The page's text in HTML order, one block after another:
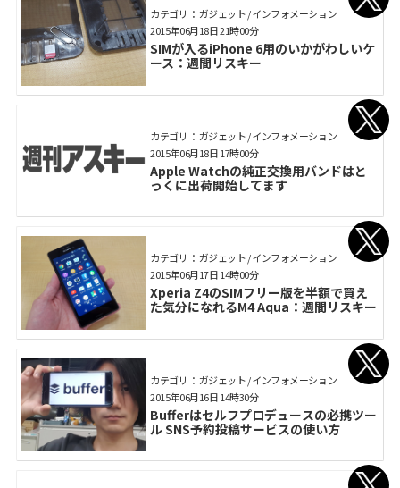
カテゴリ： ガジェット / インフォメーション
SIMが入るiPhone 6用のいかがわしいケ
ース：週間リスキー
2015年06月18日 21時00分
カテゴリ： ガジェット / インフォメーション
Apple Watchの純正交換用バンドはと
っくに出荷開始してます
2015年06月18日 17時00分
カテゴリ： ガジェット / インフォメーション
Xperia Z4のSIMフリー版を半額で買え
た気分になれるM4 Aqua：週間リスキー
2015年06月17日 14時00分
カテゴリ： ガジェット / インフォメーション
Bufferはセルフプロデュースの必携ツー
ル SNS予約投稿サービスの使い方
2015年06月16日 14時30分